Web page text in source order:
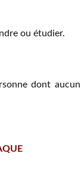
ou étudier.
dont aucun